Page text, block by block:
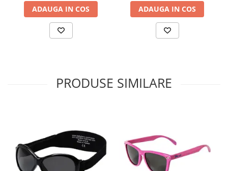
ADAUGA IN COS ADAUGA IN COS
PRODUSE SIMILARE